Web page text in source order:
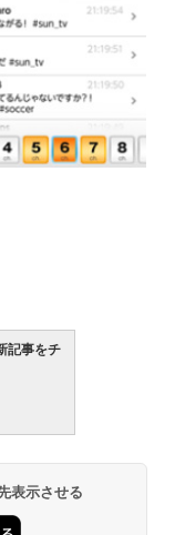
記事をチ
表示させる